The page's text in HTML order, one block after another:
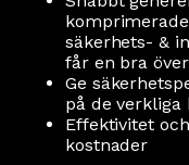
säkerhets- &
får en bra
Ge
på de verkliga
Effektivitet
kostnader